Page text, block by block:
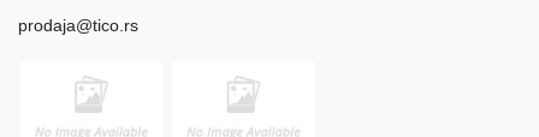
prodaja@tico.rs